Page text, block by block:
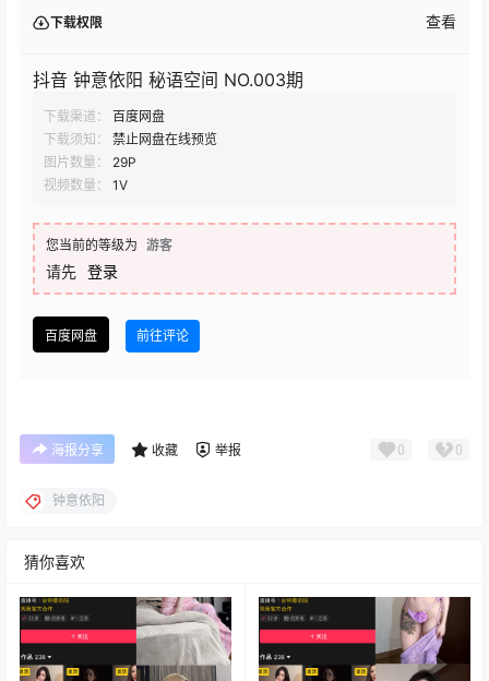
下载权限 查看
抖音 钟意依阳 秘语空间 NO.003期
下载渠道：
百度网盘
下载须知：
禁止网盘在线预览
图片数量：
29P
视频数量：
1V
您当前的等级为 游客
请先 登录
百度网盘 前往评论
海报分享 收藏 举报 0 0
钟意依阳
猜你喜欢